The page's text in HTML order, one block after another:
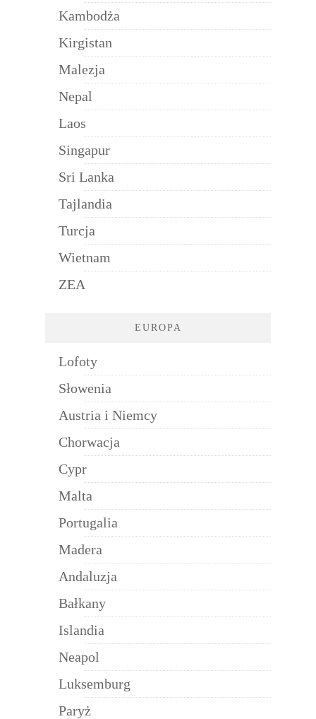
Kambodża
Kirgistan
Malezja
Nepal
Laos
Singapur
Sri Lanka
Tajlandia
Turcja
Wietnam
ZEA
EUROPA
Lofoty
Słowenia
Austria i Niemcy
Chorwacja
Cypr
Malta
Portugalia
Madera
Andaluzja
Bałkany
Islandia
Neapol
Luksemburg
Paryż